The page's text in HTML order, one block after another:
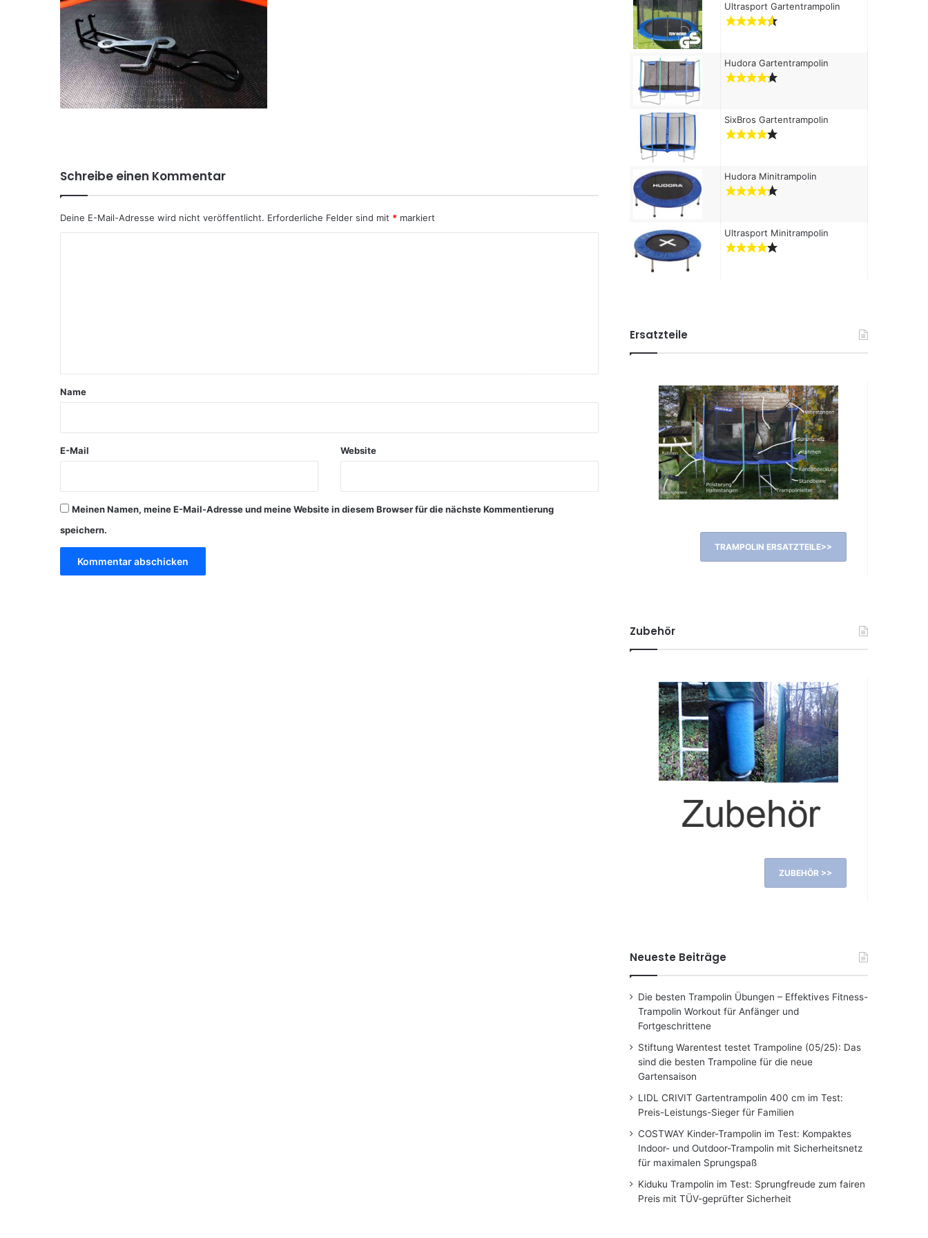
Schreibe einen Kommentar
Deine E-Mail-Adresse wird nicht veröffentlicht. Erforderliche Felder sind mit * markiert
a
Name
E-Mail Website
Meinen Namen, meine E-Mail-Adresse und meine Website in diesem Browser für die nächste Kommentierung
speichern.
Ultrasport Gartentrampolin
Hudora Gartentrampolin
SixBros Gartentrampolin
Hudora Minitrampolin
Ultrasport Minitrampolin
Ersatzteile
TRAMPOLIN ERSATZTEILE>>
Zubehör
ZUBEHÖR >>
Neueste Beiträge
Die besten Trampolin Übungen – Effektives Fitness-
Trampolin Workout für Anfänger und
Fortgeschrittene
Stiftung Warentest testet Trampoline (05/25): Das
sind die besten Trampoline für die neue
Gartensaison
LIDL CRIVIT Gartentrampolin 400 cm im Test:
Preis-Leistungs-Sieger für Familien
COSTWAY Kinder-Trampolin im Test: Kompaktes
Indoor- und Outdoor-Trampolin mit Sicherheitsnetz
für maximalen Sprungspaß
Kiduku Trampolin im Test: Sprungfreude zum fairen
Preis mit TÜV-geprüfter Sicherheit